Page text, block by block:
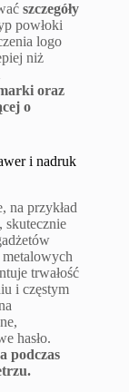
szczegóły
powłoki
logo
niż
oraz
o
i nadruk
na przykład
skutecznie
metalowych
trwałość
i częstym
hasło.
podczas